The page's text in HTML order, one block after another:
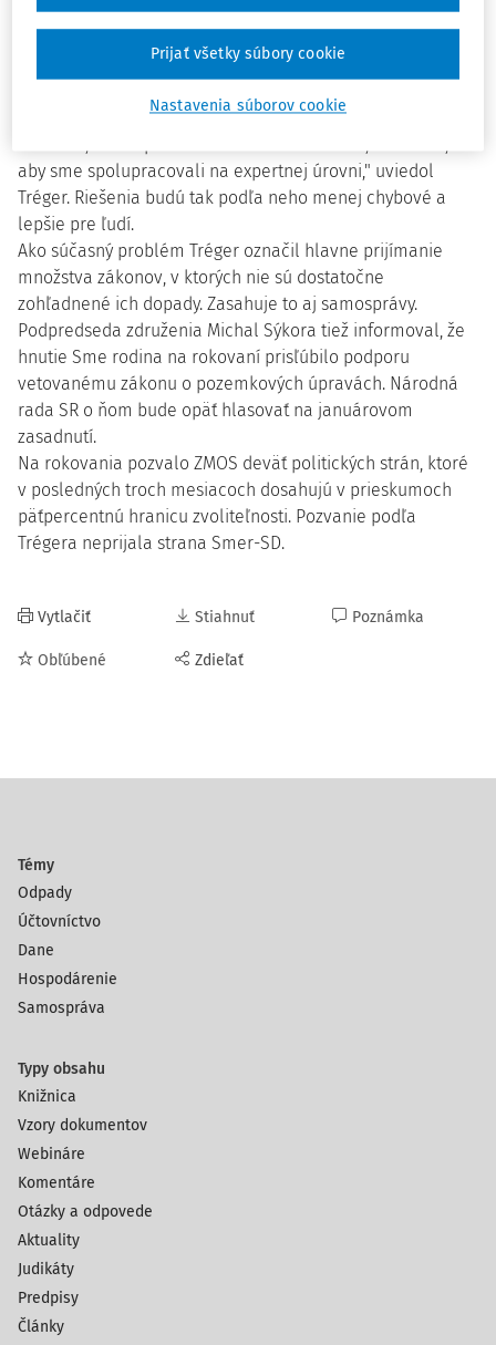
hospodárstvo a odpady, sociálne služby a terénna sociálna
zhodnotil ako podnetné a konštruktívne.
stanoviská boli zhodné a na niektorých sme sa vôbec
aby sme spolupracovali na expertnej úrovni," uviedol
Tréger. Riešenia budú tak podľa neho menej chybové a
lepšie pre ľudí.
Ako súčasný problém Tréger označil hlavne prijímanie
množstva zákonov, v ktorých nie sú dostatočne
zohľadnené ich dopady. Zasahuje to aj samosprávy.
Podpredseda združenia Michal Sýkora tiež informoval, že
hnutie Sme rodina na rokovaní prisľúbilo podporu
vetovanému zákonu o pozemkových úpravách. Národná
rada SR o ňom bude opäť hlasovať na januárovom
zasadnutí.
Na rokovania pozvalo ZMOS deväť politických strán, ktoré
v posledných troch mesiacoch dosahujú v prieskumoch
päťpercentnú hranicu zvoliteľnosti. Pozvanie podľa
Trégera neprijala strana Smer-SD.
Vytlačiť
Obľúbené
Stiahnuť
Zdieľať
Poznámka
Témy
Odpady
Účtovníctvo
Dane
Hospodárenie
Samospráva
Typy obsahu
Knižnica
Vzory dokumentov
Webináre
Komentáre
Otázky a odpovede
Aktuality
Judikáty
Predpisy
Články
Nastavenia súborov cookie
Prijať všetky súbory cookie